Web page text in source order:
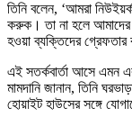
তিনি বলেন, ‘আমরা
করুক। তা না হলে আমাদের
হওয়া ব্যক্তিদের
এই সতর্কবার্তা আসে এমন
মামদানি জানান, তিনি
হোয়াইট হাউসের সঙ্গে